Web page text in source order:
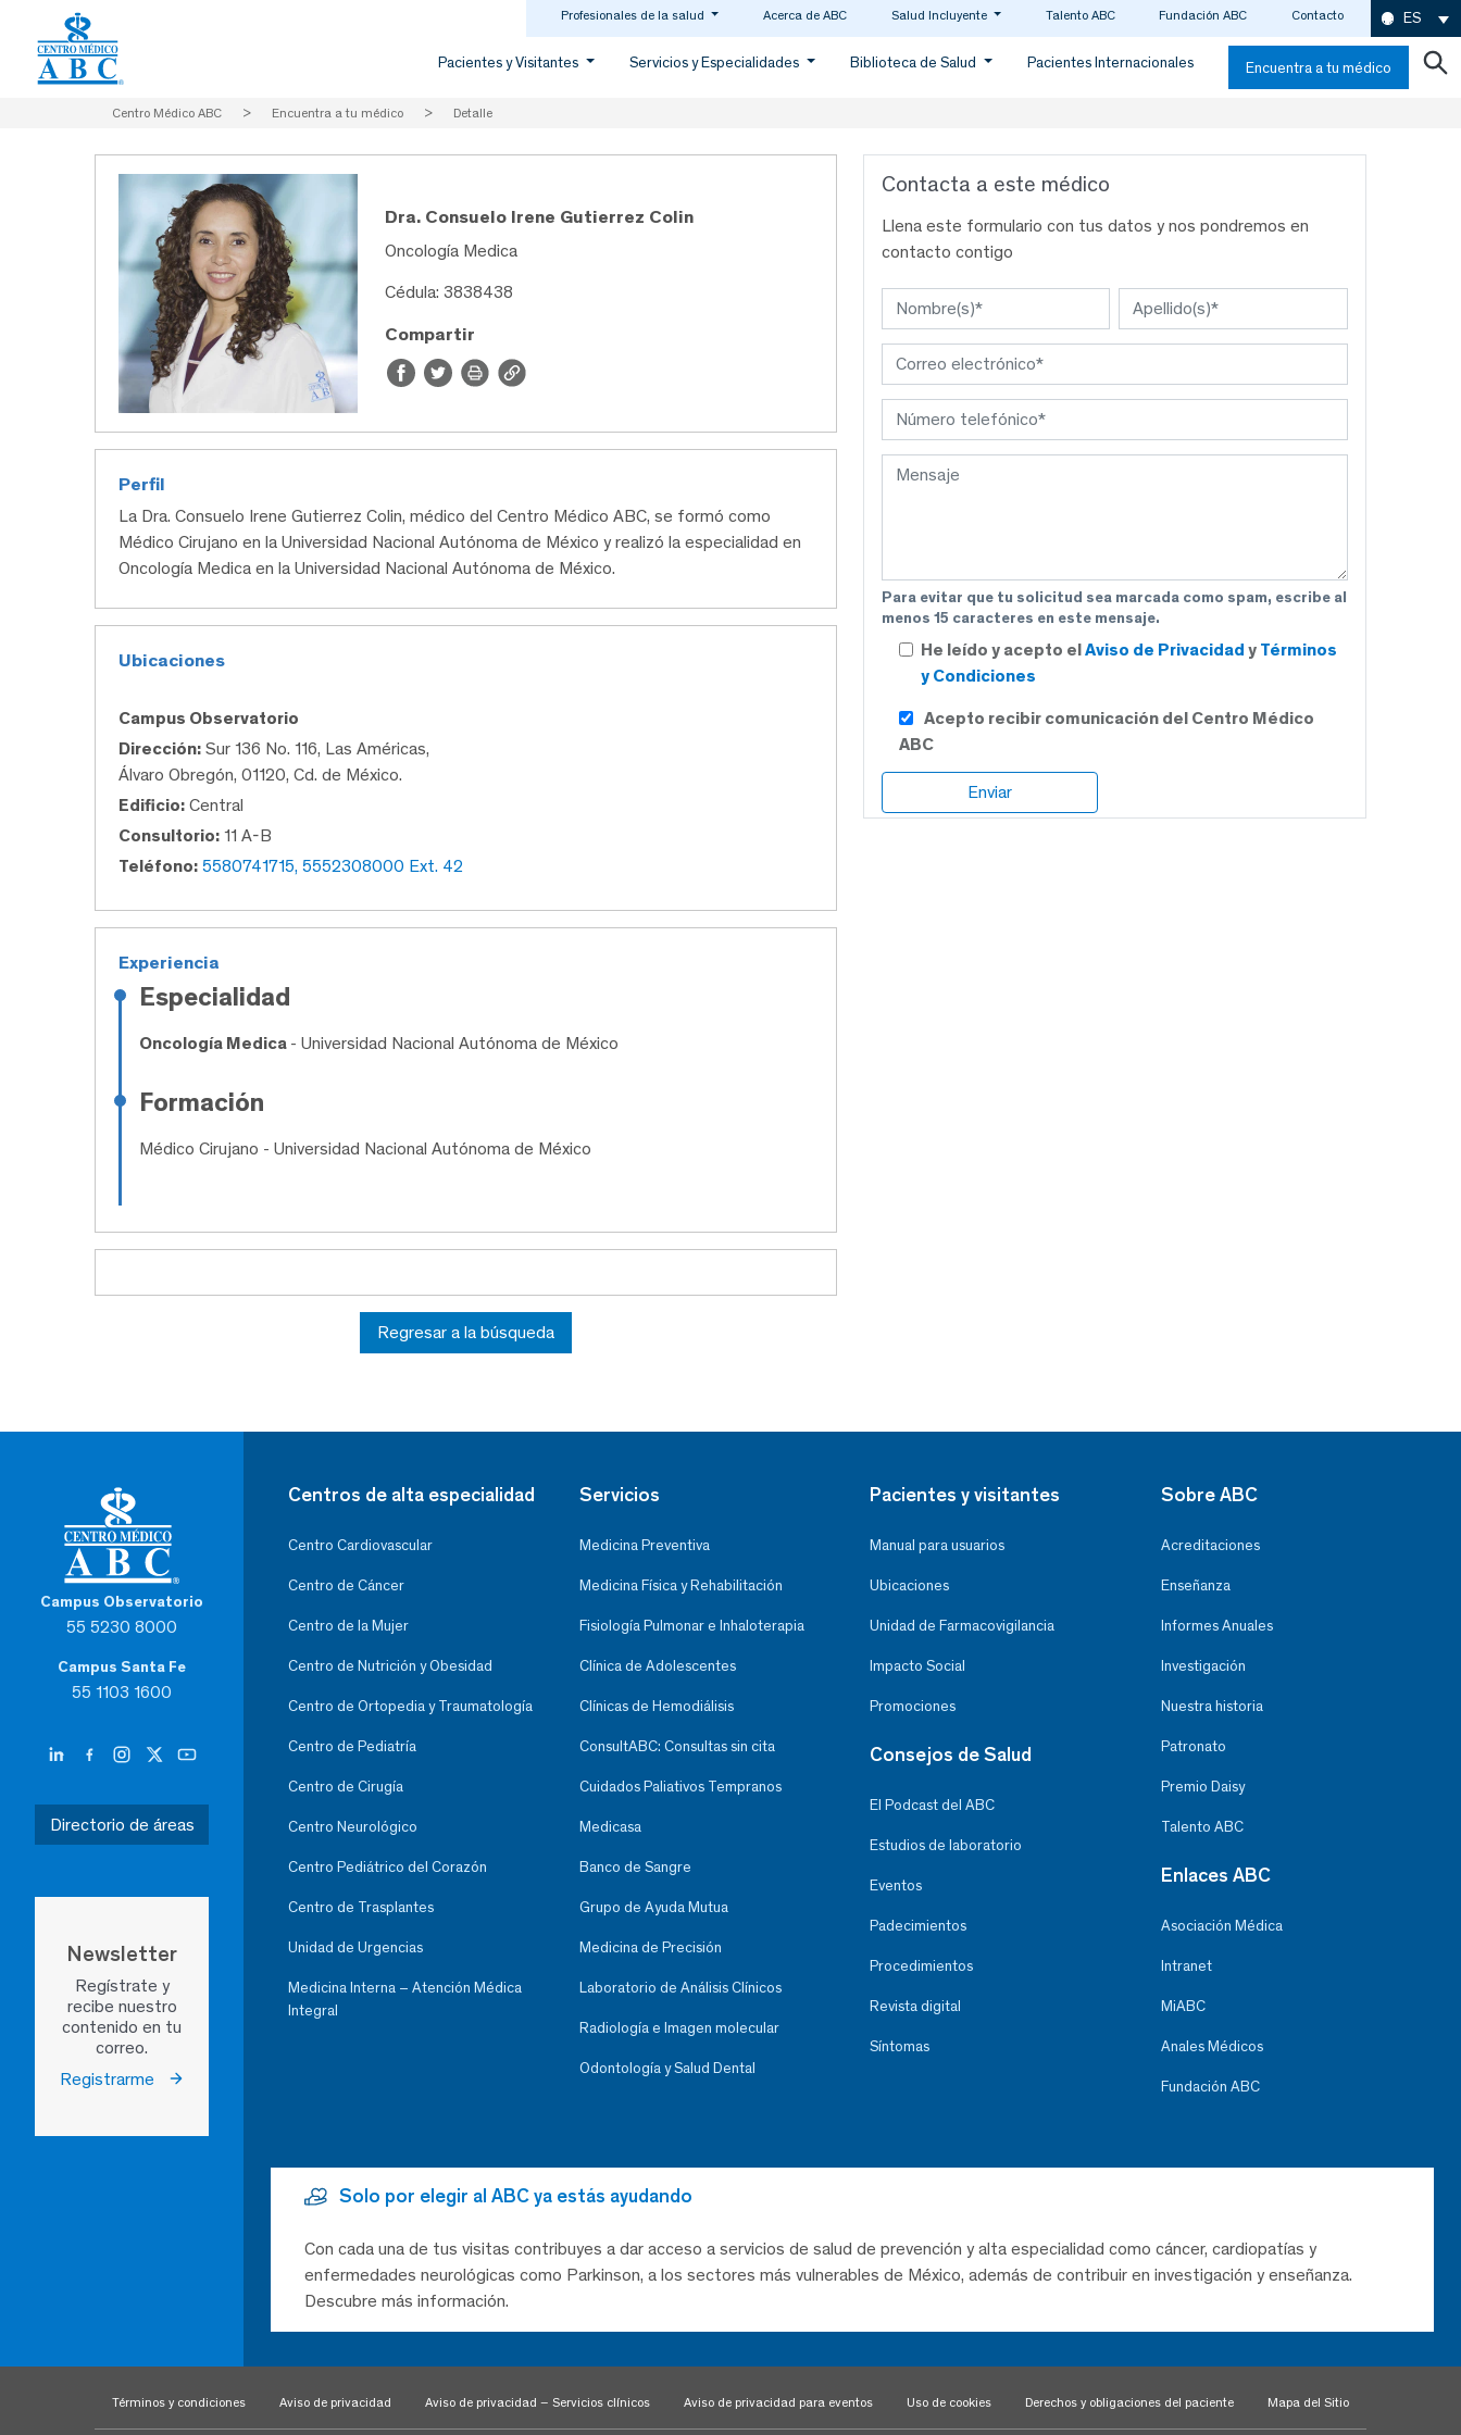
Profesionales de la salud Acerca de ABC Salud Incluyente Talento ABC Fundación ABC Contacto ES
Pacientes y Visitantes Servicios y Especialidades Biblioteca de Salud Pacientes Internacionales Encuentra a tu médico
Centro Médico ABC > Encuentra a tu médico > Detalle
Dra. Consuelo Irene Gutierrez Colin
Oncología Medica
Cédula: 3838438
Compartir
Perfil
La Dra. Consuelo Irene Gutierrez Colin, médico del Centro Médico ABC, se formó como
Médico Cirujano en la Universidad Nacional Autónoma de México y realizó la especialidad en
Oncología Medica en la Universidad Nacional Autónoma de México.
Ubicaciones
Campus Observatorio
Dirección: Sur 136 No. 116, Las Américas,
Álvaro Obregón, 01120, Cd. de México.
Edificio: Central
Consultorio: 11 A-B
Teléfono: 5580741715, 5552308000 Ext. 42
Experiencia
Especialidad
Oncología Medica - Universidad Nacional Autónoma de México
Formación
Médico Cirujano - Universidad Nacional Autónoma de México
Regresar a la búsqueda
Contacta a este médico
Llena este formulario con tus datos y nos pondremos en
contacto contigo
Para evitar que tu solicitud sea marcada como spam, escribe al
menos 15 caracteres en este mensaje.
He leído y acepto elAviso de Privacidad y Términos
y Condiciones
Acepto recibir comunicación del Centro Médico
ABC
Campus Observatorio
55 5230 8000
Campus Santa Fe
55 1103 1600
Directorio de áreas
Newsletter
Regístrate y
recibe nuestro
contenido en tu
correo.
Registrarme
Centros de alta especialidad
Centro Cardiovascular
Centro de Cáncer
Centro de la Mujer
Centro de Nutrición y Obesidad
Centro de Ortopedia y Traumatología
Centro de Pediatría
Centro de Cirugía
Centro Neurológico
Centro Pediátrico del Corazón
Centro de Trasplantes
Unidad de Urgencias
Medicina Interna – Atención Médica
Integral
Servicios
Medicina Preventiva
Medicina Física y Rehabilitación
Fisiología Pulmonar e Inhaloterapia
Clínica de Adolescentes
Clínicas de Hemodiálisis
ConsultABC: Consultas sin cita
Cuidados Paliativos Tempranos
Medicasa
Banco de Sangre
Grupo de Ayuda Mutua
Medicina de Precisión
Laboratorio de Análisis Clínicos
Radiología e Imagen molecular
Odontología y Salud Dental
Pacientes y visitantes
Manual para usuarios
Ubicaciones
Unidad de Farmacovigilancia
Impacto Social
Promociones
Consejos de Salud
El Podcast del ABC
Estudios de laboratorio
Eventos
Padecimientos
Procedimientos
Revista digital
Síntomas
Sobre ABC
Acreditaciones
Enseñanza
Informes Anuales
Investigación
Nuestra historia
Patronato
Premio Daisy
Talento ABC
Enlaces ABC
Asociación Médica
Intranet
MiABC
Anales Médicos
Fundación ABC
Solo por elegir al ABC ya estás ayudando
Con cada una de tus visitas contribuyes a dar acceso a servicios de salud de prevención y alta especialidad como cáncer, cardiopatías y
enfermedades neurológicas como Parkinson, a los sectores más vulnerables de México, además de contribuir en investigación y enseñanza.
Descubre más información.
Términos y condiciones Aviso de privacidad Aviso de privacidad – Servicios clínicos Aviso de privacidad para eventos Uso de cookies Derechos y obligaciones del paciente Mapa del Sitio